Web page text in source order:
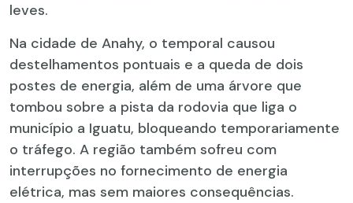
leves.
Na cidade de Anahy, o temporal causou
destelhamentos pontuais e a queda de dois
postes de energia, além de uma árvore que
tombou sobre a pista da rodovia que liga o
município a Iguatu, bloqueando temporariamente
o tráfego. A região também sofreu com
interrupções no fornecimento de energia
elétrica, mas sem maiores consequências.